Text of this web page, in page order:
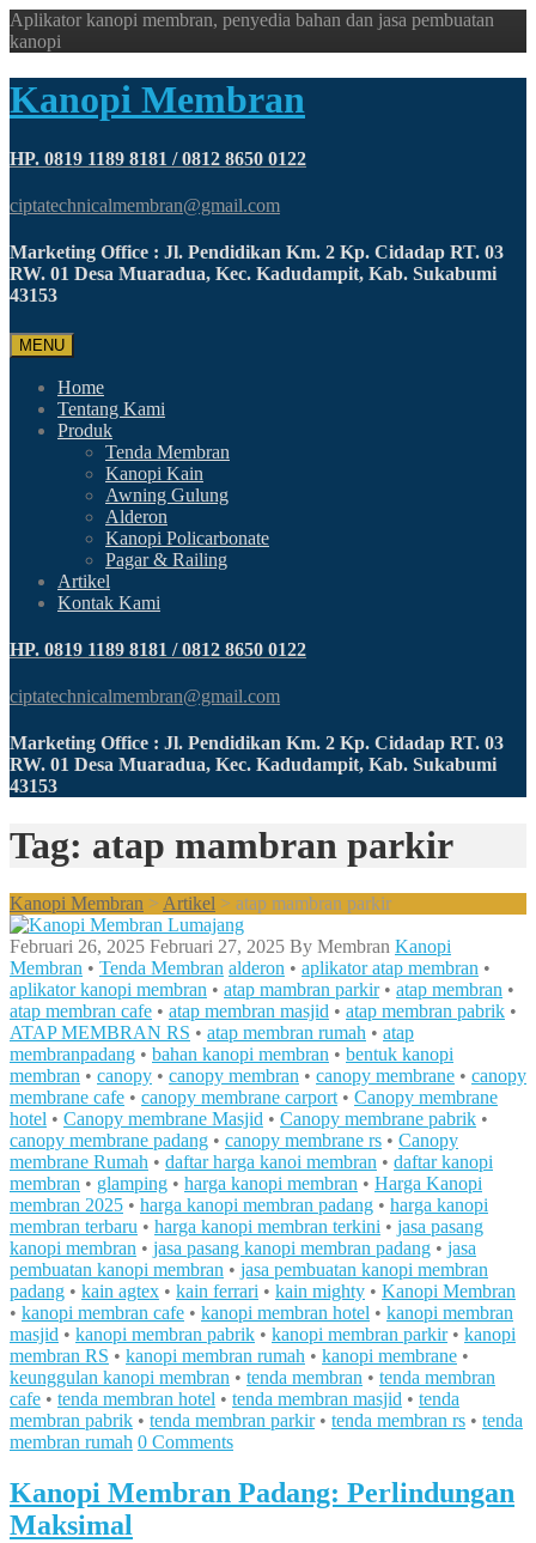
Aplikator kanopi membran, penyedia bahan dan jasa pembuatan
kanopi
Kanopi Membran
HP. 0819 1189 8181 / 0812 8650 0122
ciptatechnicalmembran@gmail.com
Marketing Office : Jl. Pendidikan Km. 2 Kp. Cidadap RT. 03
RW. 01 Desa Muaradua, Kec. Kadudampit, Kab. Sukabumi
43153
MENU
Home
Tentang Kami
Produk
Tenda Membran
Kanopi Kain
Awning Gulung
Alderon
Kanopi Policarbonate
Pagar & Railing
Artikel
Kontak Kami
HP. 0819 1189 8181 / 0812 8650 0122
ciptatechnicalmembran@gmail.com
Marketing Office : Jl. Pendidikan Km. 2 Kp. Cidadap RT. 03
RW. 01 Desa Muaradua, Kec. Kadudampit, Kab. Sukabumi
43153
Tag: atap mambran parkir
Kanopi Membran > Artikel > atap mambran parkir
Februari 26, 2025 Februari 27, 2025 By Membran Kanopi
Membran • Tenda Membran alderon • aplikator atap membran •
aplikator kanopi membran • atap mambran parkir• atap membran •
atap membran cafe • atap membran masjid • atap membran pabrik •
ATAP MEMBRAN RS • atap membran rumah • atap
membranpadang • bahan kanopi membran • bentuk kanopi
membran • canopy • canopy membran • canopy membrane • canopy
membrane cafe • canopy membrane carport • Canopy membrane
hotel • Canopy membrane Masjid • Canopy membrane pabrik •
canopy membrane padang • canopy membrane rs • Canopy
membrane Rumah • daftar harga kanoi membran • daftar kanopi
membran • glamping • harga kanopi membran • Harga Kanopi
membran 2025 • harga kanopi membran padang • harga kanopi
membran terbaru • harga kanopi membran terkini • jasa pasang
kanopi membran • jasa pasang kanopi membran padang • jasa
pembuatan kanopi membran • jasa pembuatan kanopi membran
padang • kain agtex • kain ferrari • kain mighty • Kanopi Membran
• kanopi membran cafe • kanopi membran hotel • kanopi membran
masjid • kanopi membran pabrik • kanopi membran parkir• kanopi
membran RS • kanopi membran rumah • kanopi membrane •
keunggulan kanopi membran • tenda membran • tenda membran
cafe • tenda membran hotel • tenda membran masjid • tenda
membran pabrik • tenda membran parkir• tenda membran rs • tenda
membran rumah 0 Comments
Kanopi Membran Padang: Perlindungan
Maksimal